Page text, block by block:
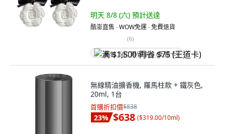
明天 8/8 (六) 預計送達
酷澎直售 ∙ WOW免運 ∙ 免費退貨
(6)
满 $1,500 再省 $75 (王道卡)
無線精油擴香機, 羅馬柱款 + 鐵灰色,
20ml, 1台
首購折扣價$838
23% $638 ($319.00/10ml)